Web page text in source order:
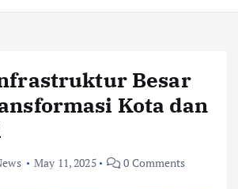
Besar
Kota dan
May 11, 2025 0 Comments